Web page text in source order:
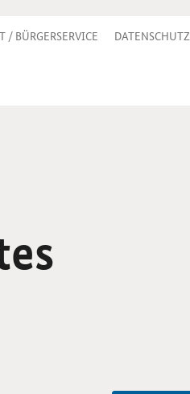
/ BÜRGERSERVICE DATENSCHUTZ